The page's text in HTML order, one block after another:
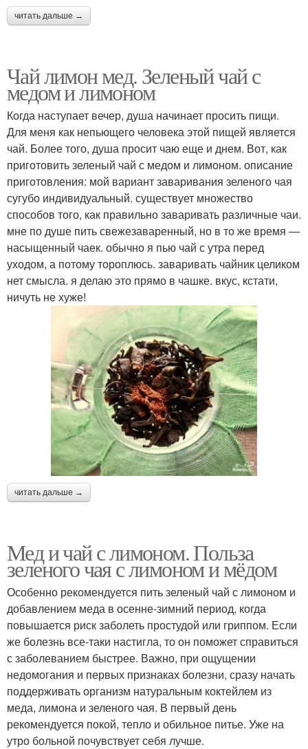
читать дальше →
Чай лимон мед. Зеленый чай с
медом и лимоном
Когда наступает вечер, душа начинает просить пищи.
Для меня как непьющего человека этой пищей является
чай. Более того, душа просит чаю еще и днем. Вот, как
приготовить зеленый чай с медом и лимоном. описание
приготовления: мой вариант заваривания зеленого чая
сугубо индивидуальный. существует множество
способов того, как правильно заваривать различные чаи.
мне по душе пить свежезаваренный, но в то же время —
насыщенный чаек. обычно я пью чай с утра перед
уходом, а потому тороплюсь. заваривать чайник целиком
нет смысла. я делаю это прямо в чашке. вкус, кстати,
ничуть не хуже!
читать дальше →
Мед и чай с лимоном. Польза
зеленого чая с лимоном и мёдом
Особенно рекомендуется пить зеленый чай с лимоном и
добавлением меда в осенне-зимний период, когда
повышается риск заболеть простудой или гриппом. Если
же болезнь все-таки настигла, то он поможет справиться
с заболеванием быстрее. Важно, при ощущении
недомогания и первых признаках болезни, сразу начать
поддерживать организм натуральным коктейлем из
меда, лимона и зеленого чая. В первый день
рекомендуется покой, тепло и обильное питье. Уже на
утро больной почувствует себя лучше.